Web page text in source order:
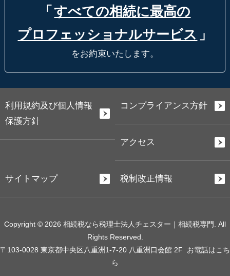
「 すべての相続に最高の
プロフェッショナルサービス 」
をお約束いたします。
利用規約及び個人情報
保護方針
コンプライアンス方針
アクセス
サイトマップ 税制改正情報
Copyright © 2026 相続税なら税理士法人チェスター｜相続税専門. All
Rights Reserved.
〒103-0028 東京都中央区八重洲1-7-20 八重洲口会館 2F お電話はこち
ら